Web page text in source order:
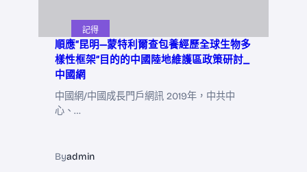
記得
順應“昆明—蒙特利爾查包養經歷全球生物多
樣性框架”目的的中國陸地維護區政策研討_
中國網
中國網/中國成長門戶網訊 2019年，中共中
心、…
Byadmin